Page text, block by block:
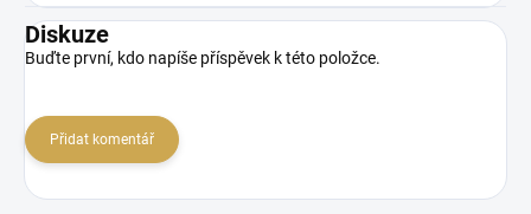
Diskuze
Buďte první, kdo napíše příspěvek k této položce.
Přidat komentář